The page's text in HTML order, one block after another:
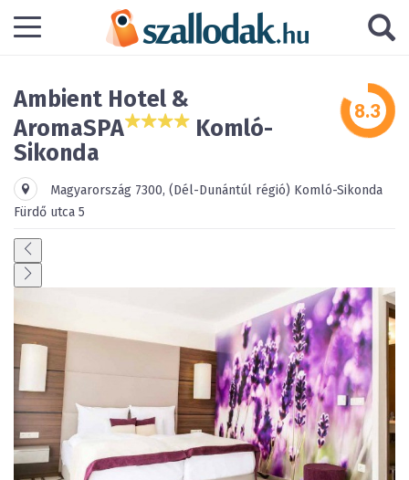
Ambient Hotel &
AromaSPA
Komló-
Sikonda
Magyarország 7300, (Dél-Dunántúl régió) Komló-Sikonda
Fürdő utca 5